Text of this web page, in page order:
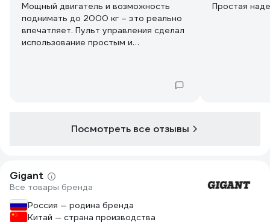
Мощный двигатель и возможность
поднимать до 2000 кг – это реально
впечатляет. Пульт управления сделал
использование простым и
тяжелую работу гораздо проще.
Простая
Посмотреть все отзывы
Gigant
Все товары бренда
Россия — родина бренда
Китай — страна производства